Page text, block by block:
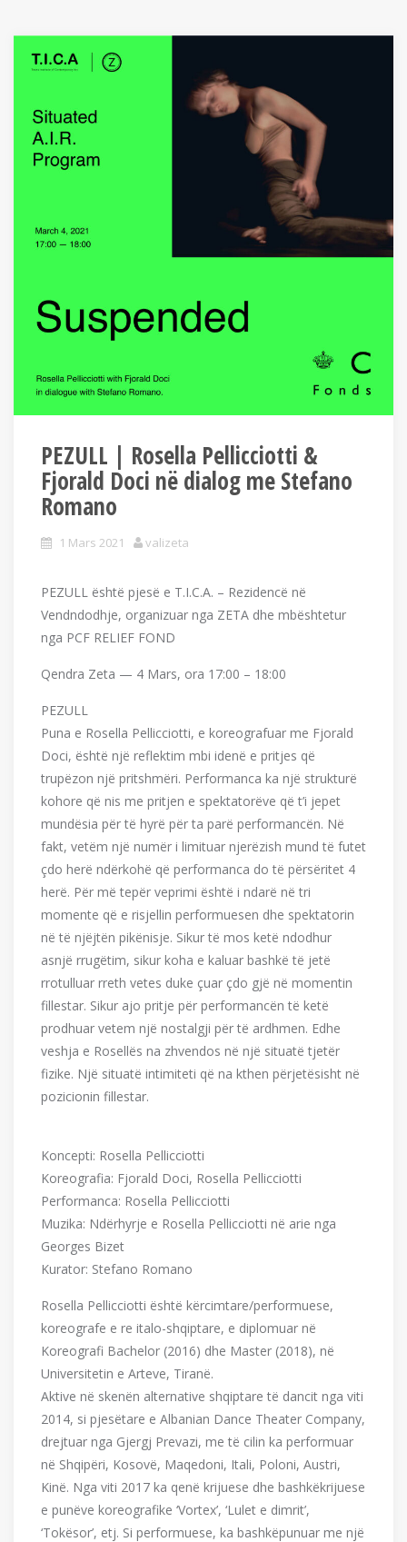
PEZULL | Rosella Pellicciotti &
Fjorald Doci në dialog me Stefano
Romano
1 Mars 2021 valizeta
PEZULL është pjesë e T.I.C.A. – Rezidencë në
Vendndodhje, organizuar nga ZETA dhe mbështetur
nga PCF RELIEF FOND
Qendra Zeta — 4 Mars, ora 17:00 – 18:00
PEZULL
Puna e Rosella Pellicciotti, e koreografuar me Fjorald
Doci, është një reflektim mbi idenë e pritjes që
trupëzon një pritshmëri. Performanca ka një strukturë
kohore që nis me pritjen e spektatorëve që t’i jepet
mundësia për të hyrë për ta parë performancën. Në
fakt, vetëm një numër i limituar njerëzish mund të futet
çdo herë ndërkohë që performanca do të përsëritet 4
herë. Për më tepër veprimi është i ndarë në tri
momente që e risjellin performuesen dhe spektatorin
në të njëjtën pikënisje. Sikur të mos ketë ndodhur
asnjë rrugëtim, sikur koha e kaluar bashkë të jetë
rrotulluar rreth vetes duke çuar çdo gjë në momentin
fillestar. Sikur ajo pritje për performancën të ketë
prodhuar vetem një nostalgji për të ardhmen. Edhe
veshja e Rosellës na zhvendos në një situatë tjetër
fizike. Një situatë intimiteti që na kthen përjetësisht në
pozicionin fillestar.
Koncepti: Rosella Pellicciotti
Koreografia: Fjorald Doci, Rosella Pellicciotti
Performanca: Rosella Pellicciotti
Muzika: Ndërhyrje e Rosella Pellicciotti në arie nga
Georges Bizet
Kurator: Stefano Romano
Rosella Pellicciotti është kërcimtare/performuese,
koreografe e re italo-shqiptare, e diplomuar në
Koreografi Bachelor (2016) dhe Master (2018), në
Universitetin e Arteve, Tiranë.
Aktive në skenën alternative shqiptare të dancit nga viti
2014, si pjesëtare e Albanian Dance Theater Company,
drejtuar nga Gjergj Prevazi, me të cilin ka performuar
në Shqipëri, Kosovë, Maqedoni, Itali, Poloni, Austri,
Kinë. Nga viti 2017 ka qenë krijuese dhe bashkëkrijuese
e punëve koreografike ‘Vortex’, ‘Lulet e dimrit’,
‘Tokësor’, etj. Si performuese, ka bashkëpunuar me një